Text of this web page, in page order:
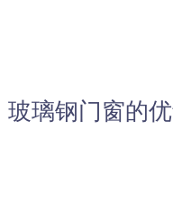
玻璃钢门窗的